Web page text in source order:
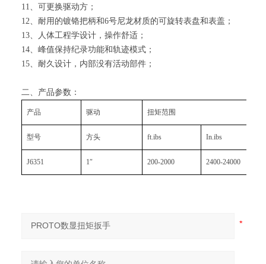
11、可更换驱动方；
12、耐用的镀铬把柄和6号尼龙材质的可旋转表盘和表盖；
13、人体工程学设计，操作舒适；
14、峰值保持纪录功能和轨迹模式；
15、耐久设计，内部没有活动部件；
二、产品参数：
产品 驱动 扭矩范围
型号 方头 ft.ibs In.ibs
J6351 1″ 200-2000 2400-24000